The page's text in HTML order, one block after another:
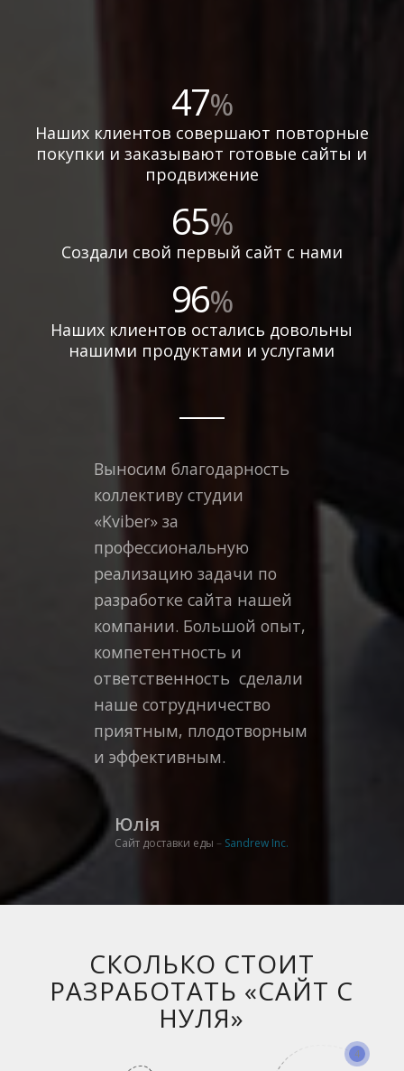
47%
Наших клиентов совершают повторные
покупки и заказывают готовые сайты и
продвижение
65%
Создали свой первый сайт с нами
96%
Наших клиентов остались довольны
нашими продуктами и услугами
Выносим благодарность
коллективу студии
«Kviber» за
профессиональную
реализацию задачи по
разработке сайта нашей
компании. Большой опыт,
компетентность и
ответственность сделали
наше сотрудничество
приятным, плодотворным
и эффективным.
Юлія
Сайт доставки еды – Sandrew Inc.
СКОЛЬКО СТОИТ
РАЗРАБОТАТЬ «САЙТ С
НУЛЯ»
4